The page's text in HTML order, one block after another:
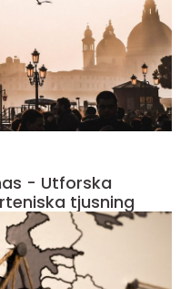
- Utforska
tjusning